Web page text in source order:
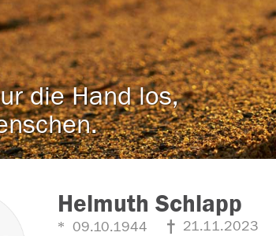
die Hand los,
Helmuth Schlapp
09.10.1944 21.11.2023